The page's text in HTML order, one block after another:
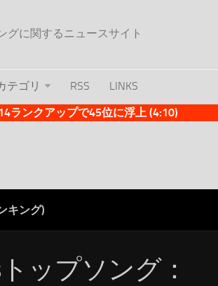
グに関するニュースサイト
テゴリ RSS
LINKS
ランクアップで45位に浮上 (4:10)
キング)
ップソング：